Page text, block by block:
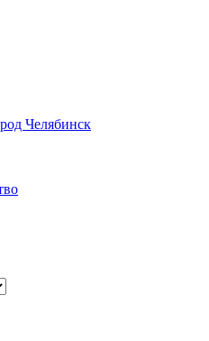
Челябинск